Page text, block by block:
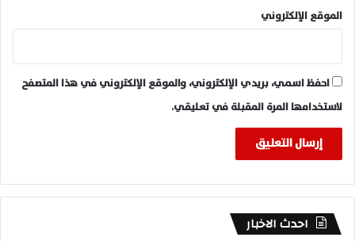
الموقع الإلكتروني
احفظ اسمي، بريدي الإلكتروني، والموقع الإلكتروني في هذا المتصفح
لاستخدامها المرة المقبلة في تعليقي.
احدث الاخبار